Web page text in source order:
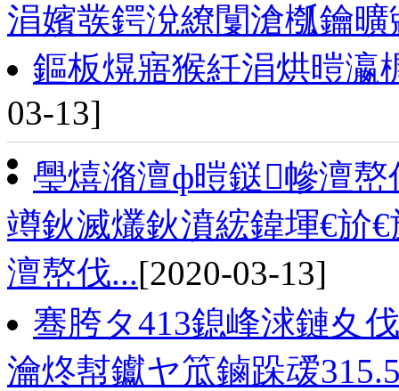
涓嬪彂鍔涗繚闅滄槬鑰
鏂板熀寤猴紝涓烘暟瀛
03-13]
璺熺潃澶ф暟鎹幓澶
竴鈥滅爜鈥濆綋鍏堚€斺
澶嶅伐...[2020-03-13]
骞胯タ413鎴峰浗鏈夊
瀹炵幇钀ヤ笟鏀跺叆